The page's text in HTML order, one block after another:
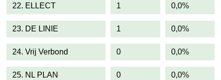
22. ELLECT 1 0,0%
23. DE LINIE 1 0,0%
24. Vrij Verbond 0 0,0%
25. NL PLAN 0 0,0%